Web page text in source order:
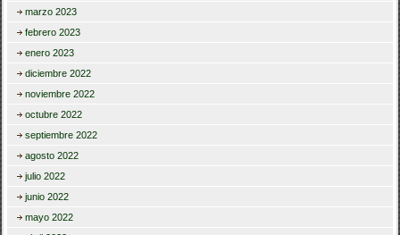
marzo 2023
febrero 2023
enero 2023
diciembre 2022
noviembre 2022
octubre 2022
septiembre 2022
agosto 2022
julio 2022
junio 2022
mayo 2022